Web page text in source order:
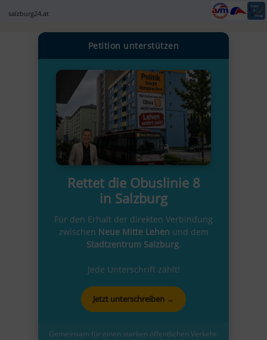
salzburg24.at
Petition unterstützen
Rettet die Obuslinie 8
in Salzburg
Für den Erhalt der direkten Verbindung
zwischen Neue Mitte Lehen und dem
Stadtzentrum Salzburg.
Jede Unterschrift zählt!
Jetzt unterschreiben →
Gemeinsam für einen starken öffentlichen Verkehr.